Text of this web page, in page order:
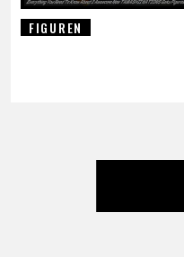
FIGUREN